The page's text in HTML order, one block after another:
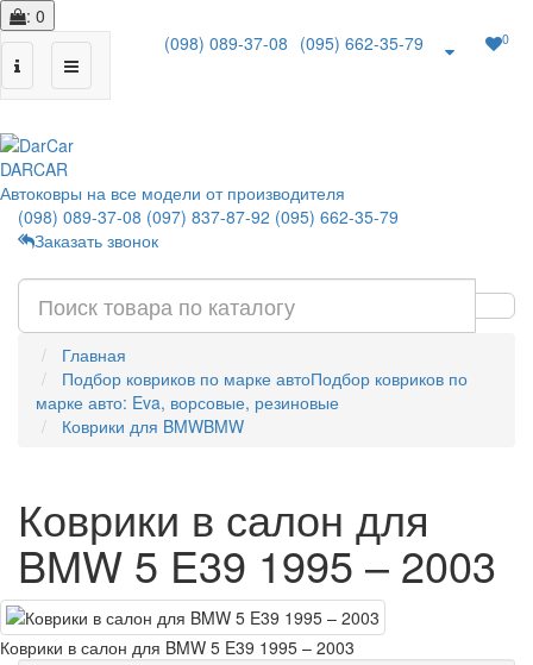
: 0
(098) 089-37-08 (095) 662-35-79 0
DARCAR
Автоковры на все модели от производителя
(098) 089-37-08 (097) 837-87-92 (095) 662-35-79
Заказать звонок
Главная
Подбор ковриков по марке автоПодбор ковриков по
марке авто: Eva, ворсовые, резиновые
Коврики для BMWBMW
Коврики в салон для
BMW 5 E39 1995 – 2003
Коврики в салон для BMW 5 E39 1995 – 2003